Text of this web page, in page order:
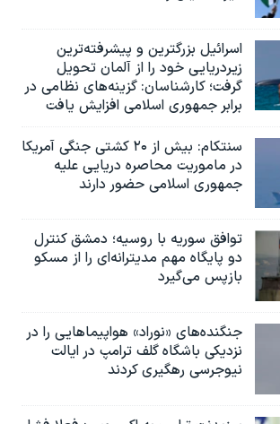
اسرائيل بزرگترین و پیشرفته‌ترین
زیردریایی خود را از آلمان تحویل
گرفت؛ کارشناسان: گزینه‌های نظامی در
برابر جمهوری اسلامی افزایش یافت
سنتکام: بیش از ۲۰ کشتی جنگی آمریکا
در ماموریت محاصره دریایی علیه
جمهوری اسلامی حضور دارند
توافق سوریه با روسیه؛ دمشق کنترل
دو پایگاه مهم مدیترانه‌ای را از مسکو
بازپس می‌گیرد
جنگنده‌های «نوراد» هواپیماهایی را در
نزدیکی باشگاه گلف ترامپ در ایالت
نیوجرسی رهگیری کردند